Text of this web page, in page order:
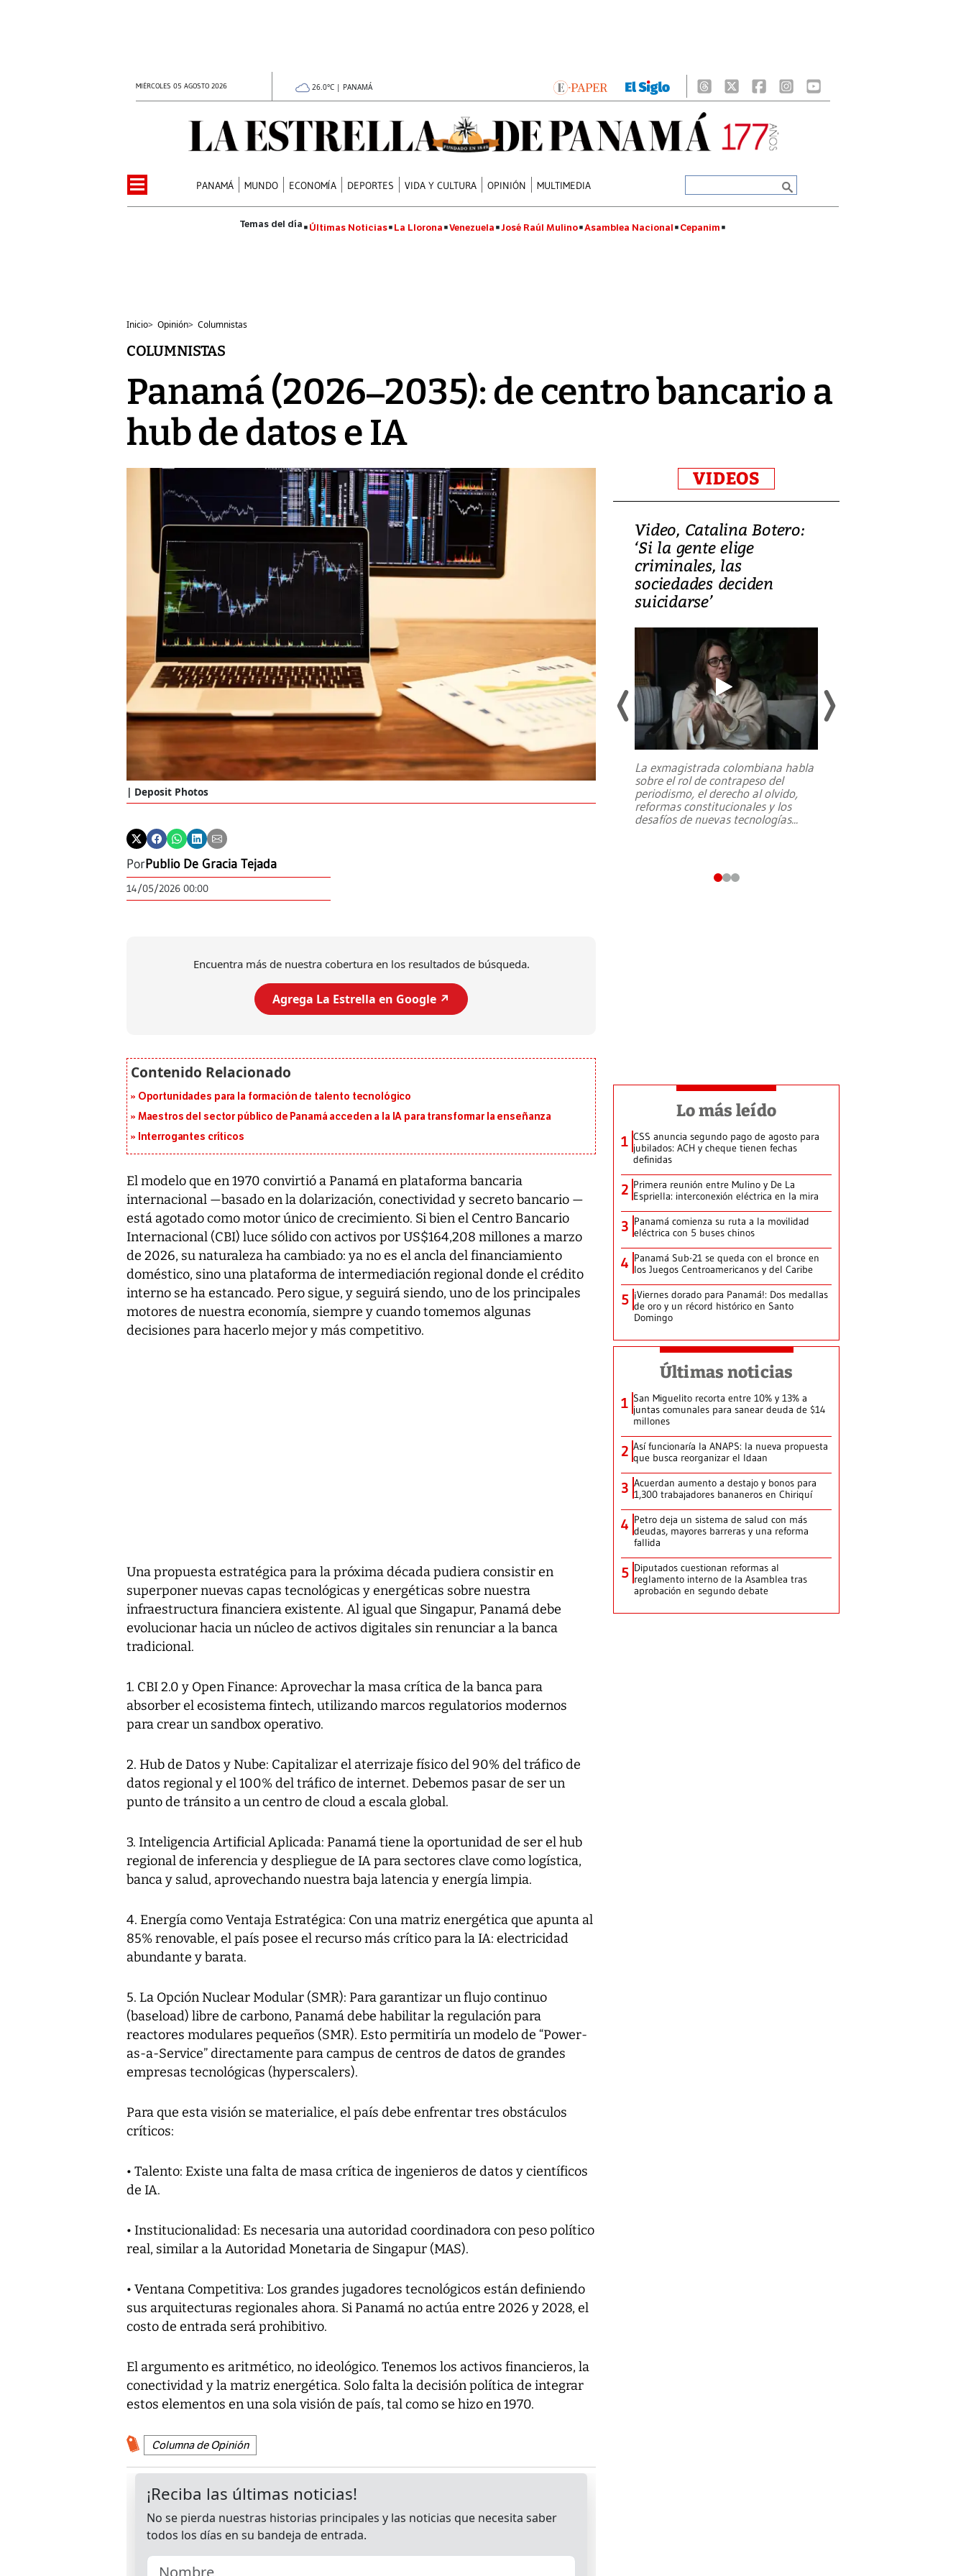
MIÉRCOLES 05 AGOSTO 2026 26.0°C | PANAMÁ
PANAMÁ MUNDO ECONOMÍA DEPORTES VIDA Y CULTURA OPINIÓN MULTIMEDIA
Últimas Noticias La Llorona Venezuela José Raúl Mulino Asamblea Nacional Cepanim
Inicio> Opinión> Columnistas
COLUMNISTAS
Panamá (2026–2035): de centro bancario a
hub de datos e IA
Deposit Photos
PorPublio De Gracia Tejada
14/05/2026 00:00
Encuentra más de nuestra cobertura en los resultados de búsqueda.
Agrega La Estrella en Google ↗️
Oportunidades para la formación de talento tecnológico
Maestros del sector público de Panamá acceden a la IA para transformar la enseñanza
Interrogantes críticos
El modelo que en 1970 convirtió a Panamá en plataforma bancaria
internacional —basado en la dolarización, conectividad y secreto bancario —
está agotado como motor único de crecimiento. Si bien el Centro Bancario
Internacional (CBI) luce sólido con activos por US$164,208 millones a marzo
de 2026, su naturaleza ha cambiado: ya no es el ancla del financiamiento
doméstico, sino una plataforma de intermediación regional donde el crédito
interno se ha estancado. Pero sigue, y seguirá siendo, uno de los principales
motores de nuestra economía, siempre y cuando tomemos algunas
decisiones para hacerlo mejor y más competitivo.
Una propuesta estratégica para la próxima década pudiera consistir en
superponer nuevas capas tecnológicas y energéticas sobre nuestra
infraestructura financiera existente. Al igual que Singapur, Panamá debe
evolucionar hacia un núcleo de activos digitales sin renunciar a la banca
tradicional.
1. CBI 2.0 y Open Finance: Aprovechar la masa crítica de la banca para
absorber el ecosistema fintech, utilizando marcos regulatorios modernos
para crear un sandbox operativo.
2. Hub de Datos y Nube: Capitalizar el aterrizaje físico del 90% del tráfico de
datos regional y el 100% del tráfico de internet. Debemos pasar de ser un
punto de tránsito a un centro de cloud a escala global.
3. Inteligencia Artificial Aplicada: Panamá tiene la oportunidad de ser el hub
regional de inferencia y despliegue de IA para sectores clave como logística,
banca y salud, aprovechando nuestra baja latencia y energía limpia.
4. Energía como Ventaja Estratégica: Con una matriz energética que apunta al
85% renovable, el país posee el recurso más crítico para la IA: electricidad
abundante y barata.
5. La Opción Nuclear Modular (SMR): Para garantizar un flujo continuo
(baseload) libre de carbono, Panamá debe habilitar la regulación para
reactores modulares pequeños (SMR). Esto permitiría un modelo de “Power-
as-a-Service” directamente para campus de centros de datos de grandes
empresas tecnológicas (hyperscalers).
Para que esta visión se materialice, el país debe enfrentar tres obstáculos
críticos:
• Talento: Existe una falta de masa crítica de ingenieros de datos y científicos
de IA.
• Institucionalidad: Es necesaria una autoridad coordinadora con peso político
real, similar a la Autoridad Monetaria de Singapur (MAS).
• Ventana Competitiva: Los grandes jugadores tecnológicos están definiendo
sus arquitecturas regionales ahora. Si Panamá no actúa entre 2026 y 2028, el
costo de entrada será prohibitivo.
El argumento es aritmético, no ideológico. Tenemos los activos financieros, la
conectividad y la matriz energética. Solo falta la decisión política de integrar
estos elementos en una sola visión de país, tal como se hizo en 1970.
Columna de Opinión
VIDEOS
Video, Japón: Terremoto
deja heridos y graves
daños en Kumamoto
Un fuerte terremoto de magnitud
7,1 se registró este martes 28 de
julio en la prefectura de Kumamoto,
al sur de Japón, provocando una
emergencia de gran...
Video, Catalina Botero:
‘Si la gente elige
criminales, las
sociedades deciden
suicidarse’
La exmagistrada colombiana habla
sobre el rol de contrapeso del
periodismo, el derecho al olvido,
reformas constitucionales y los
desafíos de nuevas tecnologías...
Lo más leído
1 CSS anuncia segundo pago de agosto para
jubilados: ACH y cheque tienen fechas
definidas
2 Primera reunión entre Mulino y De La
Espriella: interconexión eléctrica en la mira
3 Panamá comienza su ruta a la movilidad
eléctrica con 5 buses chinos
4 Panamá Sub-21 se queda con el bronce en
los Juegos Centroamericanos y del Caribe
5 ¡Viernes dorado para Panamá!: Dos medallas
de oro y un récord histórico en Santo
Domingo
Últimas noticias
1 San Miguelito recorta entre 10% y 13% a
juntas comunales para sanear deuda de $14
millones
2 Así funcionaría la ANAPS: la nueva propuesta
que busca reorganizar el Idaan
3 Acuerdan aumento a destajo y bonos para
1,300 trabajadores bananeros en Chiriquí
4 Petro deja un sistema de salud con más
deudas, mayores barreras y una reforma
fallida
5 Diputados cuestionan reformas al
reglamento interno de la Asamblea tras
aprobación en segundo debate